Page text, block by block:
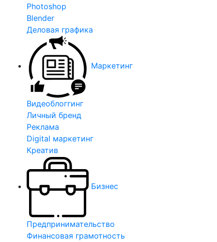
Photoshop
Blender
Деловая графика
Маркетинг
Видеоблоггинг
Личный бренд
Реклама
Digital маркетинг
Креатив
Бизнес
Предпринимательство
Финансовая грамотность